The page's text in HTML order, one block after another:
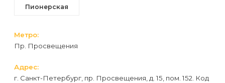
первый
перед
событием
Пионерская
Метро:
Пр. Просвещения
Адрес:
г. Санкт-Петербург, пр. Просвещения, д. 15, пом. 152. Код